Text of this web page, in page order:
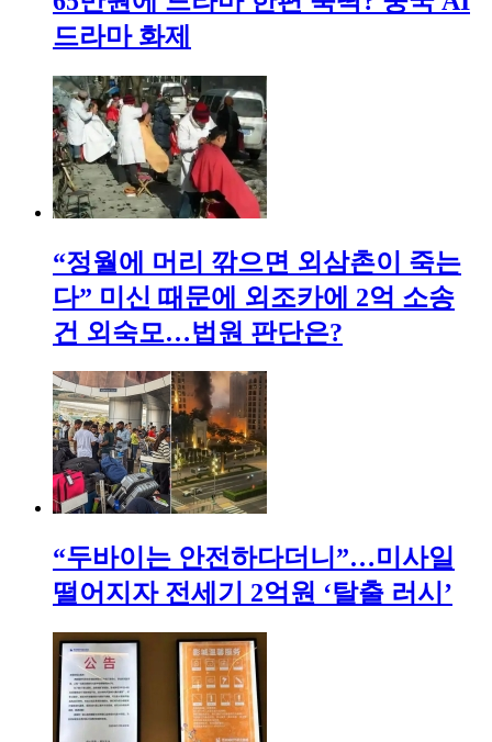
드라마 화제
“정월에 머리 깎으면 외삼촌이 죽는
다” 미신 때문에 외조카에 2억 소송
건 외숙모…법원 판단은?
“두바이는 안전하다더니”…미사일
떨어지자 전세기 2억원 ‘탈출 러시’